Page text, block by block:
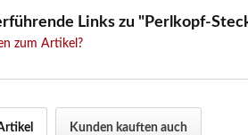
Links zu "Perlkopf-
zum Artikel?
Kunden kauften auch